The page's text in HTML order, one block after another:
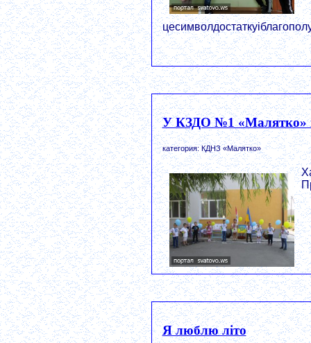
У КЗДО №1 «Малятко»
категория: КДНЗ «Малятко»
Я люблю літо